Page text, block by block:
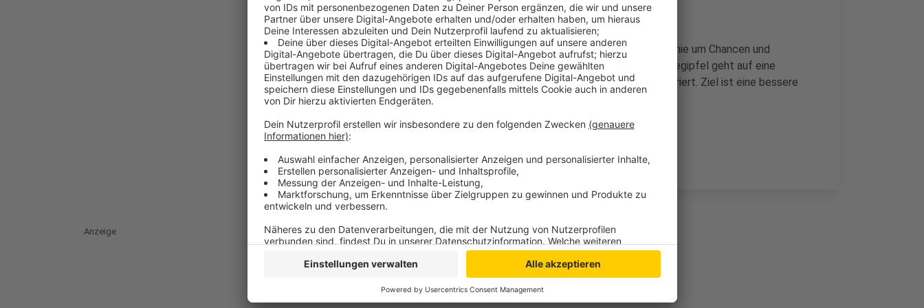
Auch der Fachkräftemangel war Thema. Dabei ging es in erster Linie um Chancen und
Möglichkeiten, Personal aus dem Ausland zu gewinnen. Der Pflegegipfel geht auf eine
Initiative des Kreistags zurück und wurde vom ALP Institut moderiert. Ziel ist eine bessere
Abstimmung für die Pflege der Zukunft.
Anzeige
Anzeige